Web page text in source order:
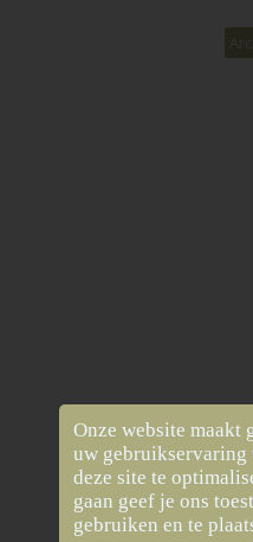
Onze website maakt
uw gebruikservaring
deze site te
gaan geef je ons
gebruiken en te